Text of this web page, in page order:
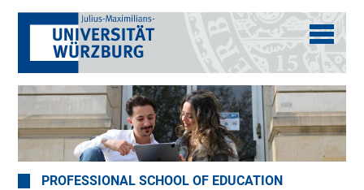
PROFESSIONAL SCHOOL OF EDUCATION